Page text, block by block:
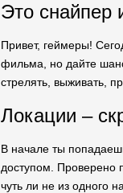
Это снайпер
Привет, геймеры!
фильма, но дайте
стрелять, выживать,
Локации –
В начале ты
доступом. Проверено
чуть ли не из одного